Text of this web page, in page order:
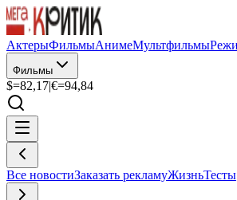
АктерыФильмыАнимеМультфильмы
Фильмы
$=82,17|€=94,84
Все новостиЗаказать рекламуЖизньТесты